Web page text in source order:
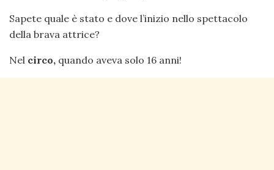
Sapete quale è stato e dove l’inizio nello spettacolo
della brava attrice?
Nel circo, quando aveva solo 16 anni!